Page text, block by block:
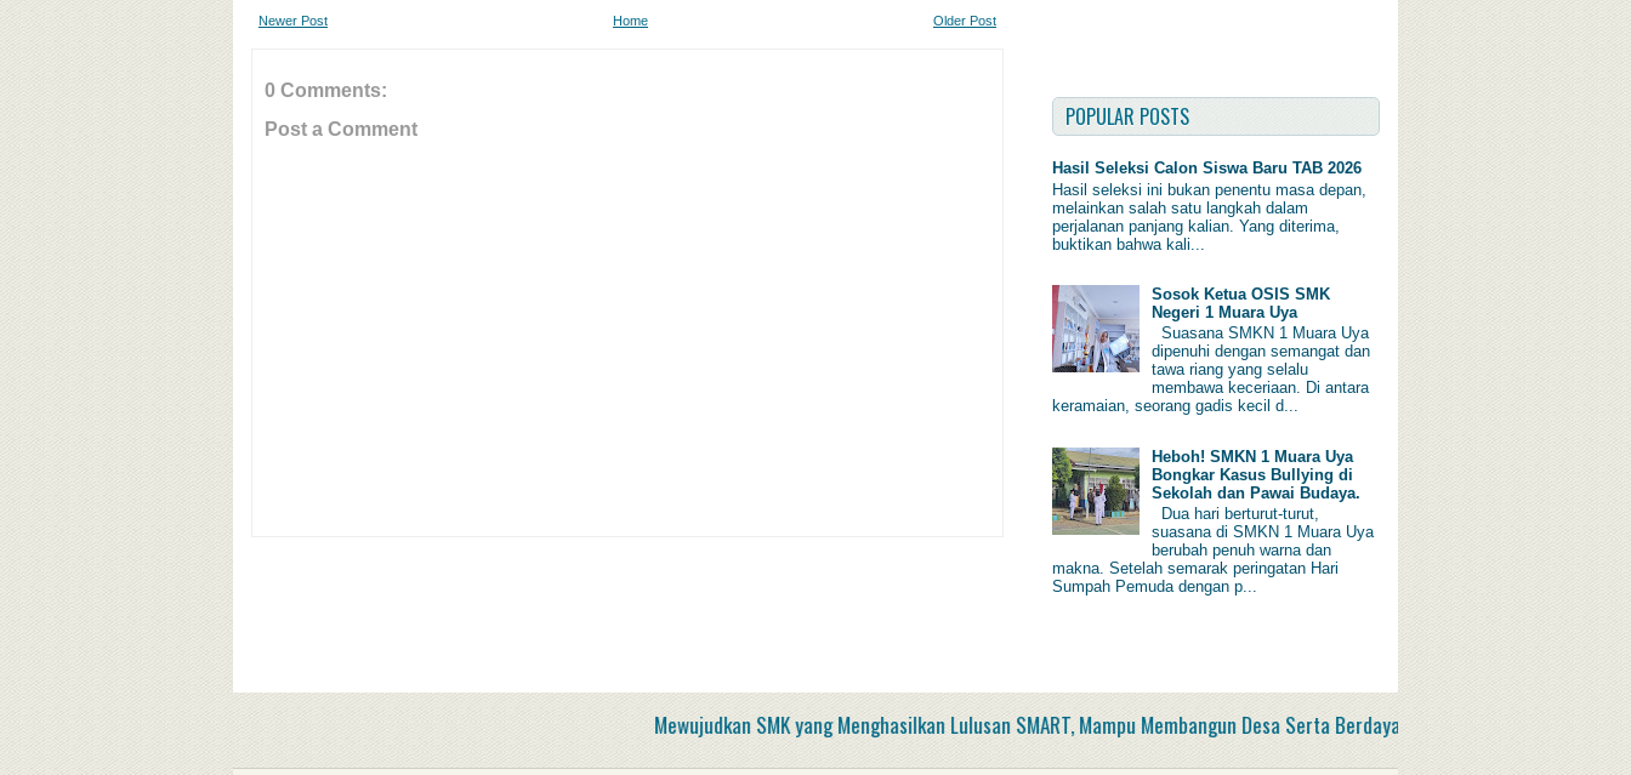
Newer Post Older Post
Home
0 Comments:
Post a Comment
POPULAR POSTS
Hasil Seleksi Calon Siswa Baru TAB 2026
Hasil seleksi ini bukan penentu masa depan,
melainkan salah satu langkah dalam
perjalanan panjang kalian. Yang diterima,
buktikan bahwa kali...
Sosok Ketua OSIS SMK
Negeri 1 Muara Uya
Suasana SMKN 1 Muara Uya
dipenuhi dengan semangat dan
tawa riang yang selalu
membawa keceriaan. Di antara
keramaian, seorang gadis kecil d...
Heboh! SMKN 1 Muara Uya
Bongkar Kasus Bullying di
Sekolah dan Pawai Budaya.
Dua hari berturut-turut,
suasana di SMKN 1 Muara Uya
berubah penuh warna dan
makna. Setelah semarak peringatan Hari
Sumpah Pemuda dengan p...
Mewujudkan SMK yang Menghasilkan Lulusan SMART, Mampu Membangun Desa Serta Berdaya Saing di Era Society 5.0